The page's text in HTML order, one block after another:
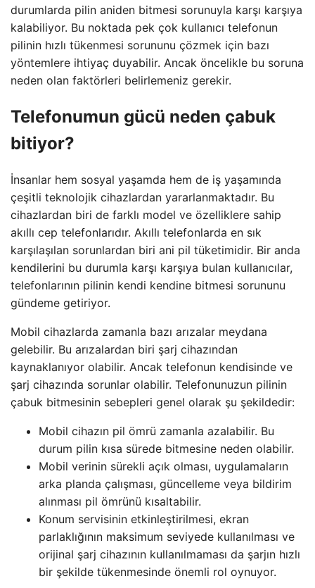
durumlarda pilin aniden bitmesi sorunuyla karşı karşıya
kalabiliyor. Bu noktada pek çok kullanıcı telefonun
pilinin hızlı tükenmesi sorununu çözmek için bazı
yöntemlere ihtiyaç duyabilir. Ancak öncelikle bu soruna
neden olan faktörleri belirlemeniz gerekir.
Telefonumun gücü neden çabuk
bitiyor?
İnsanlar hem sosyal yaşamda hem de iş yaşamında
çeşitli teknolojik cihazlardan yararlanmaktadır. Bu
cihazlardan biri de farklı model ve özelliklere sahip
akıllı cep telefonlarıdır. Akıllı telefonlarda en sık
karşılaşılan sorunlardan biri ani pil tüketimidir. Bir anda
kendilerini bu durumla karşı karşıya bulan kullanıcılar,
telefonlarının pilinin kendi kendine bitmesi sorununu
gündeme getiriyor.
Mobil cihazlarda zamanla bazı arızalar meydana
gelebilir. Bu arızalardan biri şarj cihazından
kaynaklanıyor olabilir. Ancak telefonun kendisinde ve
şarj cihazında sorunlar olabilir. Telefonunuzun pilinin
çabuk bitmesinin sebepleri genel olarak şu şekildedir:
Mobil cihazın pil ömrü zamanla azalabilir. Bu
durum pilin kısa sürede bitmesine neden olabilir.
Mobil verinin sürekli açık olması, uygulamaların
arka planda çalışması, güncelleme veya bildirim
alınması pil ömrünü kısaltabilir.
Konum servisinin etkinleştirilmesi, ekran
parlaklığının maksimum seviyede kullanılması ve
orijinal şarj cihazının kullanılmaması da şarjın hızlı
bir şekilde tükenmesinde önemli rol oynuyor.